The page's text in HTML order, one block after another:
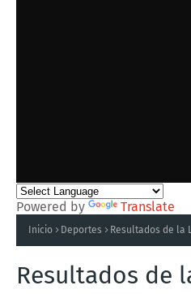
Powered by Translate
Inicio Deportes Resultados de la
Resultados de